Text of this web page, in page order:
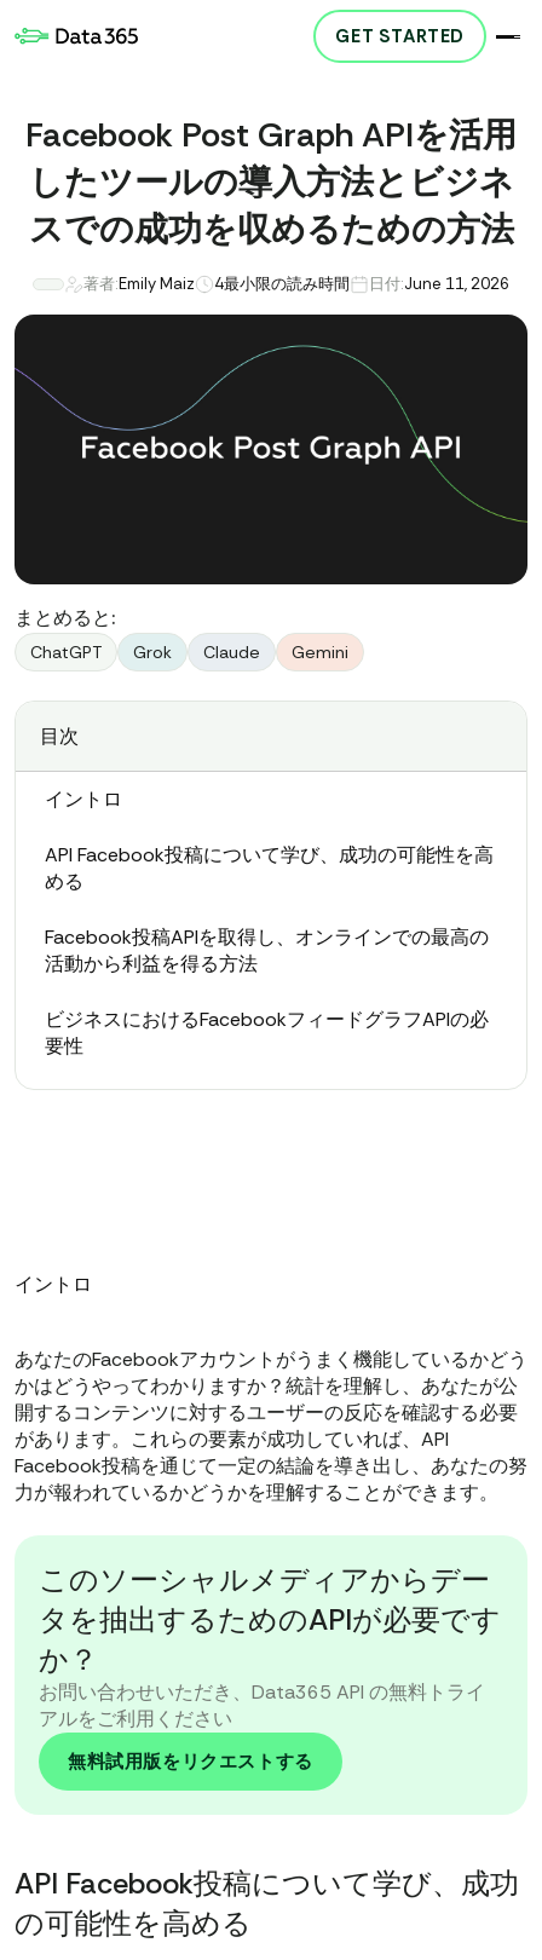
GET STARTED
Facebook Post Graph APIを活用
したツールの導入方法とビジネ
スでの成功を収めるための方法
著者:Emily Maiz 4最小限の読み時間 日付:June 11, 2026
まとめると:
ChatGPT Grok Claude Gemini
目次
イントロ
API Facebook投稿について学び、成功の可能性を高
める
Facebook投稿APIを取得し、オンラインでの最高の
活動から利益を得る方法
ビジネスにおけるFacebookフィードグラフAPIの必
要性
イントロ
あなたのFacebookアカウントがうまく機能しているかどう
かはどうやってわかりますか？統計を理解し、あなたが公
開するコンテンツに対するユーザーの反応を確認する必要
があります。これらの要素が成功していれば、API
Facebook投稿を通じて一定の結論を導き出し、あなたの努
力が報われているかどうかを理解することができます。
このソーシャルメディアからデー
タを抽出するためのAPIが必要です
か？
お問い合わせいただき、Data365 API の無料トライ
アルをご利用ください
無料試用版をリクエストする
API Facebook投稿について学び、成功
の可能性を高める